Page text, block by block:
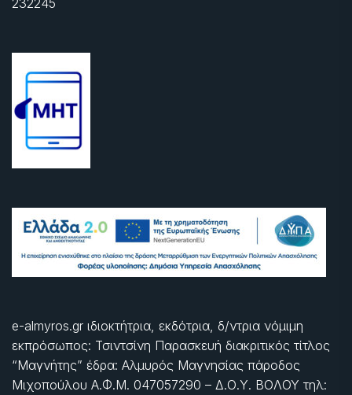
e-almyros.gr ιδιοκτήτρια, εκδότρια, δ/ντρια νόμιμη
εκπρόσωπος: Τσιντσίνη Παρασκευή διακριτικός τίτλος
“Μαγνήτης” έδρα: Αλμυρός Μαγνησίας πάροδος
Μιχοπούλου Α.Φ.Μ. 047057290 – Δ.Ο.Υ. ΒΟΛΟΥ τηλ: